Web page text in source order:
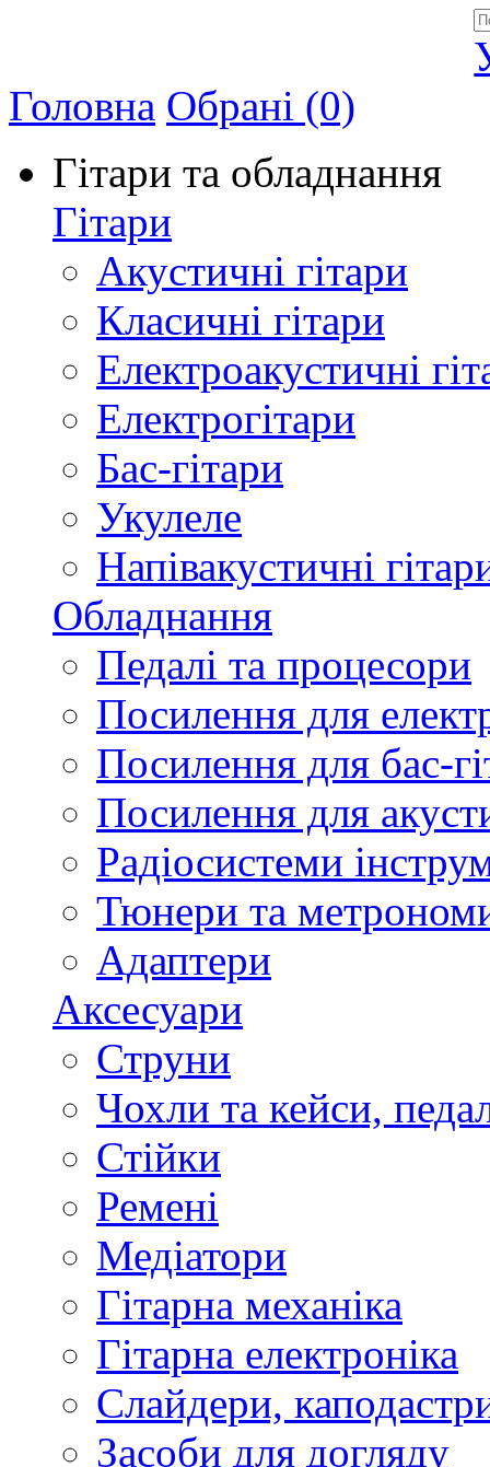
Головна Обрані (0)
Гітари та обладнання
Гітари
Акустичні гітари
Класичні гітари
Електроакустичні
Електрогітари
Бас-гітари
Укулеле
Напівакустичні
Обладнання
Педалі та процесори
Посилення для
Посилення для бас-
Посилення для
Радіосистеми
Тюнери та
Адаптери
Аксесуари
Струни
Чохли та кейси,
Стійки
Ремені
Медіатори
Гітарна механіка
Гітарна електроніка
Слайдери,
Засоби для догляду